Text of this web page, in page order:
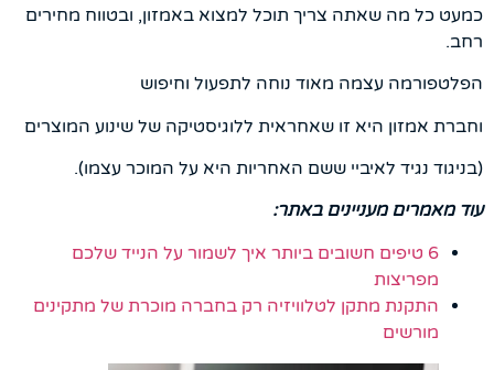
כמעט כל מה שאתה צריך תוכל למצוא באמזון, ובטווח מחירים
רחב.
הפלטפורמה עצמה מאוד נוחה לתפעול וחיפוש
וחברת אמזון היא זו שאחראית ללוגיסטיקה של שינוע המוצרים
(בניגוד נגיד לאיביי ששם האחריות היא על המוכר עצמו).
עוד מאמרים מעניינים באתר:
6 טיפים חשובים ביותר איך לשמור על הנייד שלכם
מפריצות
התקנת מתקן לטלוויזיה רק בחברה מוכרת של מתקינים
מורשים